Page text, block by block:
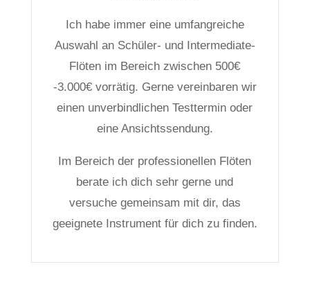
Ich habe immer eine umfangreiche
Auswahl an Schüler- und Intermediate-
Flöten im Bereich zwischen 500€
-3.000€ vorrätig. Gerne vereinbaren wir
einen unverbindlichen Testtermin oder
eine Ansichtssendung.
Im Bereich der professionellen Flöten
berate ich dich sehr gerne und
versuche gemeinsam mit dir, das
geeignete Instrument für dich zu finden.